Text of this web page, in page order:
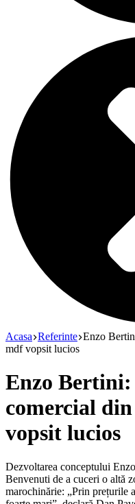
Acasa Referinte Enzo
mdf vopsit lucios
Enzo
comercial
vopsit lucios
Dezvoltarea conceptului
Benvenuti de a cuceri o altă
marochinărie: „Prin prețurile